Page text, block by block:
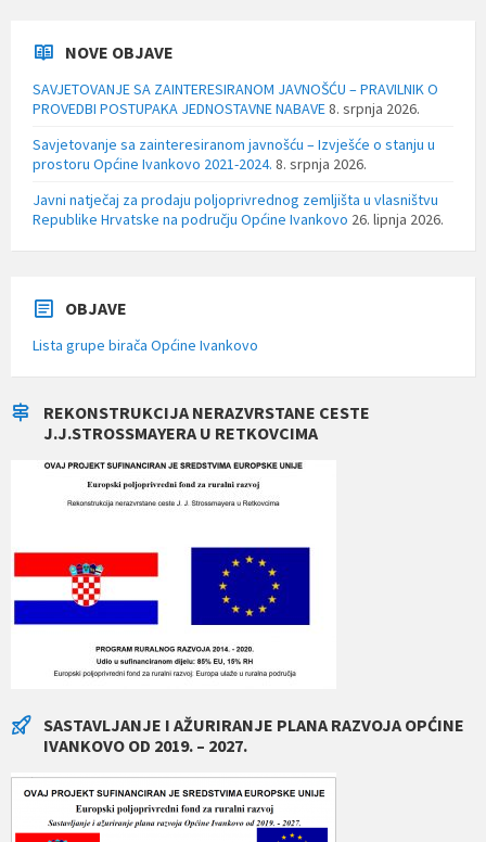
NOVE OBJAVE
SAVJETOVANJE SA ZAINTERESIRANOM JAVNOŠĆU – PRAVILNIK O
PROVEDBI POSTUPAKA JEDNOSTAVNE NABAVE8. srpnja 2026.
Savjetovanje sa zainteresiranom javnošću – Izvješće o stanju u
prostoru Općine Ivankovo 2021-2024. 8. srpnja 2026.
Javni natječaj za prodaju poljoprivrednog zemljišta u vlasništvu
Republike Hrvatske na području Općine Ivankovo 26. lipnja 2026.
OBJAVE
Lista grupe birača Općine Ivankovo
REKONSTRUKCIJA NERAZVRSTANE CESTE
J.J.STROSSMAYERA U RETKOVCIMA
SASTAVLJANJE I AŽURIRANJE PLANA RAZVOJA OPĆINE
IVANKOVO OD 2019. – 2027.